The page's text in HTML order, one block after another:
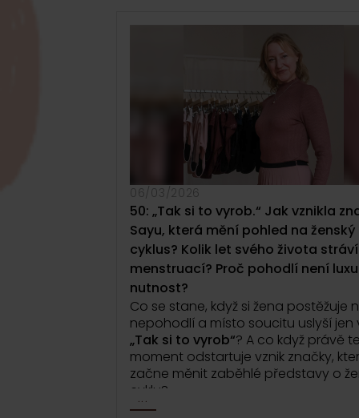
Jak funguje mikromletí a proč díky
může vzniknout masala chai bez
i bez přidaného cukru?
musí změnit, aby takový produkt
kavárnách i u zákazníků?
Řeč přijde i na moment, kdy se
vystoupit z komfortní zóny
postavit se před investory a
to je obhajovat vlastní vizi pod
slyšet, že by firmu měl vést někdo
Prozradí také, že jejich vztah vznikl v
neobvyklém prostředí a od začátku
do hloubky, než bývá běžné. Jak se
dynamika promítá do společného
podnikání?
Epizoda o cestě, která začala
domova.O podnikání ve dvou a o
někdy právě tlak zvenčí může
ujasnit si, co vlastně chcete.
06/03/2026
50: „Tak si to vyrob.“ Jak vznikla
Sayu, která mění pohled na ženský
cyklus? Kolik let svého života
menstruací? Proč pohodlí není
nutnost?
Co se stane, když si žena postěžuje
nepohodlí a místo soucitu uslyší jen
„Tak si to vyrob“? A co když právě
moment odstartuje vznik značky,
začne měnit zaběhlé představy o
cyklu?
V téhle epizodě uslyšíte příběh Jany
...